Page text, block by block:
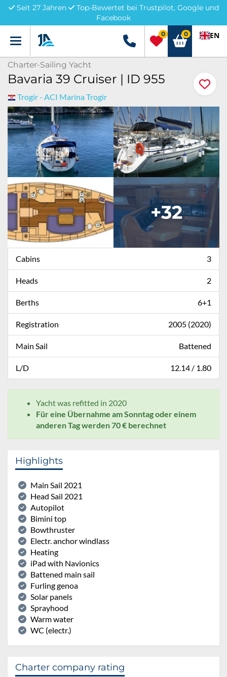
Seit 27 Jahren
Top-Bewertet bei Trustpilot, Google und
Facebook
Menü +49 5741 3222690
0 0 EN
Charter-Sailing Yacht
Bavaria 39 Cruiser | ID 955
Trogir - ACI Marina Trogir
+32
Cabins 3
Heads 2
Berths 6+1
Registration 2005 (2020)
Main Sail Battened
L/D 12.14 / 1.80
Yacht was refitted in 2020
Für eine Übernahme am Sonntag oder einem
anderen Tag werden 70 € berechnet
Highlights
Main Sail 2021
Head Sail 2021
Autopilot
Bimini top
Bowthruster
Electr. anchor windlass
Heating
iPad with Navionics
Battened main sail
Furling genoa
Solar panels
Sprayhood
Warm water
WC (electr.)
Charter company rating